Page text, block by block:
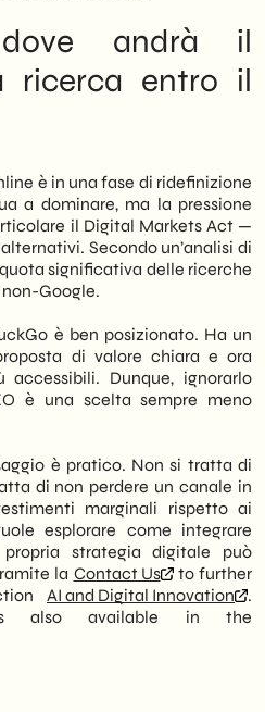
dove andrà il
ricerca entro il
è in una fase di ridefinizione
a dominare, ma la pressione
il Digital Markets Act —
Secondo un’analisi di
quota significativa delle ricerche
Google.
è ben posizionato. Ha un
di valore chiara e ora
Dunque, ignorarlo
è una scelta sempre meno
è pratico. Non si tratta di
di non perdere un canale in
marginali rispetto ai
esplorare come integrare
strategia digitale può
la Contact Us
to further
AI and Digital Innovation
.
is also available in the